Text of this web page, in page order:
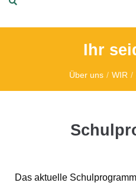
Ihr
Über uns / WIR /
Das aktuelle